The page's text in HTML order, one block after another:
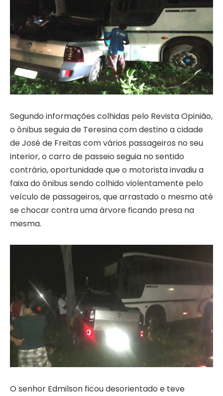
Segundo informações colhidas pelo Revista Opinião,
o ônibus seguia de Teresina com destino a cidade
de José de Freitas com vários passageiros no seu
interior, o carro de passeio seguia no sentido
contrário, oportunidade que o motorista invadiu a
faixa do ônibus sendo colhido violentamente pelo
veículo de passageiros, que arrastado o mesmo até
se chocar contra uma árvore ficando presa na
mesma.
O senhor Edmilson ficou desorientado e teve